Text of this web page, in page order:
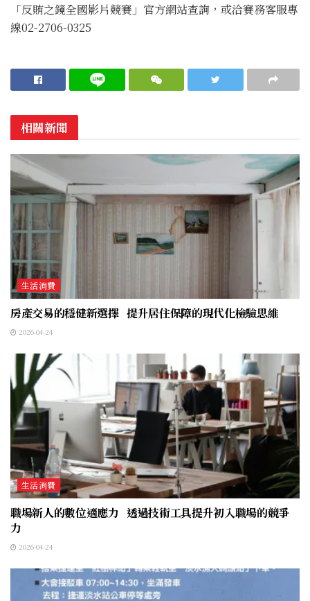
「反賄之鏡全國影片競賽」官方網站查詢，或洽賽務客服專
線02-2706-0325
相關新聞
生活消費
房產交易的穩健新選擇 提升居住保障的現代化檢驗思維
2026-04-24
生活消費
職場新人的數位適應力 透過技術工具提升初入職場的競爭
力
2026-04-24